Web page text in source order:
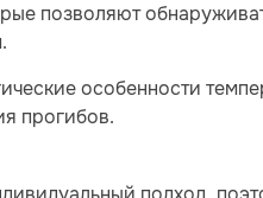
позволяют
особенности
прогибов.